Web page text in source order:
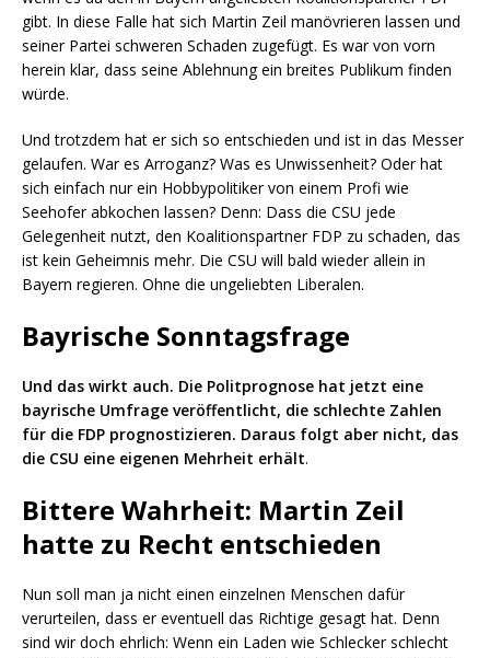
gibt. In diese Falle hat sich Martin Zeil manövrieren lassen und
seiner Partei schweren Schaden zugefügt. Es war von vorn
herein klar, dass seine Ablehnung ein breites Publikum finden
würde.
Und trotzdem hat er sich so entschieden und ist in das Messer
gelaufen. War es Arroganz? Was es Unwissenheit? Oder hat
sich einfach nur ein Hobbypolitiker von einem Profi wie
Seehofer abkochen lassen? Denn: Dass die CSU jede
Gelegenheit nutzt, den Koalitionspartner FDP zu schaden, das
ist kein Geheimnis mehr. Die CSU will bald wieder allein in
Bayern regieren. Ohne die ungeliebten Liberalen.
Bayrische Sonntagsfrage
Und das wirkt auch. Die Politprognose hat jetzt eine
bayrische Umfrage veröffentlicht, die schlechte Zahlen
für die FDP prognostizieren. Daraus folgt aber nicht, das
die CSU eine eigenen Mehrheit erhält.
Bittere Wahrheit: Martin Zeil
hatte zu Recht entschieden
Nun soll man ja nicht einen einzelnen Menschen dafür
verurteilen, dass er eventuell das Richtige gesagt hat. Denn
sind wir doch ehrlich: Wenn ein Laden wie Schlecker schlecht